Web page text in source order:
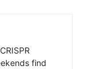
find